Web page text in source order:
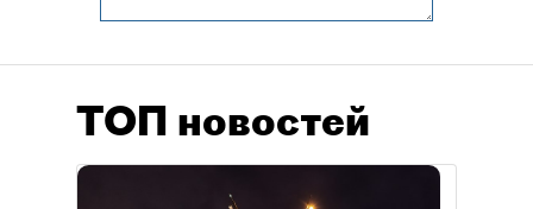
ТОП новостей